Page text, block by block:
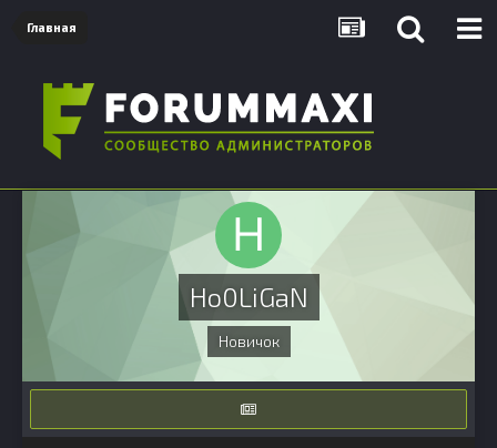
Главная
Ho0LiGaN
Новичок